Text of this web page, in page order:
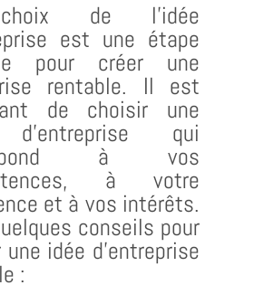
de l’idée
est une étape
pour créer une
rentable. Il est
de choisir une
qui
à vos
à votre
et à vos intérêts.
conseils pour
idée d’entreprise
: